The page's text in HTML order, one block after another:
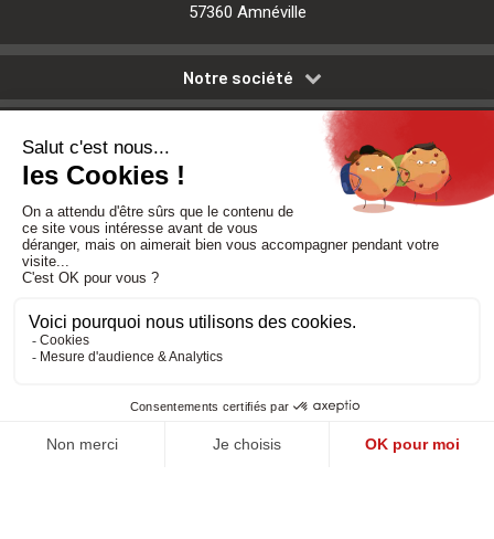
57360 Amnéville
Notre société
Politique de confidentialité- Mentions légales